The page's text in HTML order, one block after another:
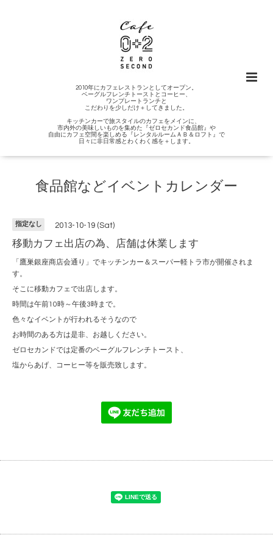
2010年にカフェレストランとしてオープン。
ベーグルフレンチトーストとコーヒー、
ワンプレートランチと
こだわりを少しだけ＋してきました。
キッチンカーで旅スタイルのカフェをメインに、
市内外の美味しいものを集めた『ゼロセカンド食品館』や
自由にカフェ空間を楽しめる『レンタルルームＡＢ＆ロフト』で
日々に非日常感とわくわく感を＋します。
食品館などイベントカレンダー
指定なし 2013-10-19 (Sat)
移動カフェ出店の為、店舗は休業します
「鷹巣銀座商店会通り」でキッチンカー＆スーパー軽トラ市が開催されま
す。
そこに移動カフェで出店します。
時間は午前10時～午後3時まで。
色々なイベントが行われるそうなので
お時間のある方は是非、お越しください。
ゼロセカンドでは定番のベーグルフレンチトースト、
塩からあげ、コーヒー等を販売致します。